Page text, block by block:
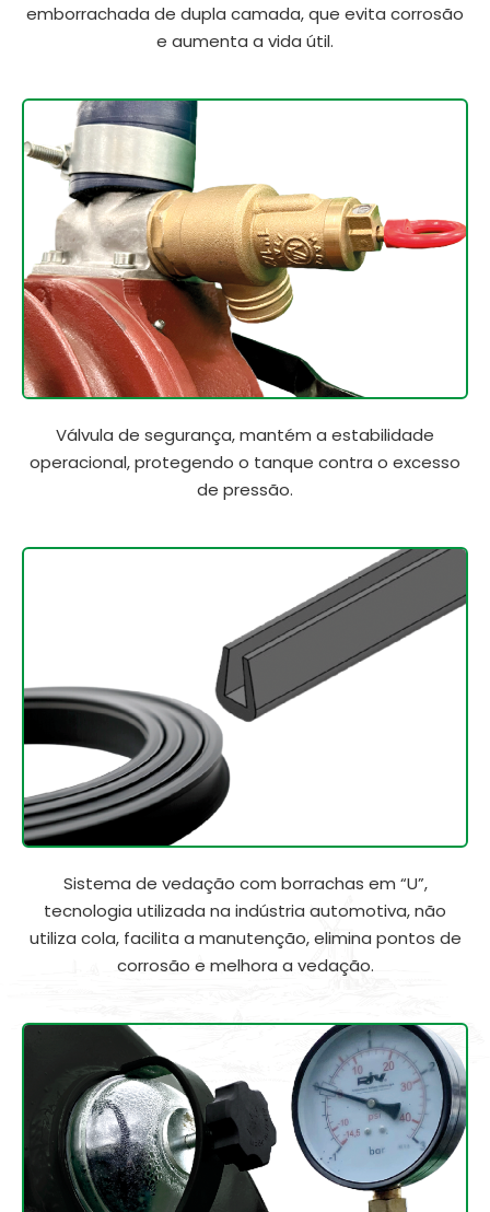
emborrachada de dupla camada, que evita corrosão
e aumenta a vida útil.
Válvula de segurança, mantém a estabilidade
operacional, protegendo o tanque contra o excesso
de pressão.
Sistema de vedação com borrachas em “U”,
tecnologia utilizada na indústria automotiva, não
utiliza cola, facilita a manutenção, elimina pontos de
corrosão e melhora a vedação.